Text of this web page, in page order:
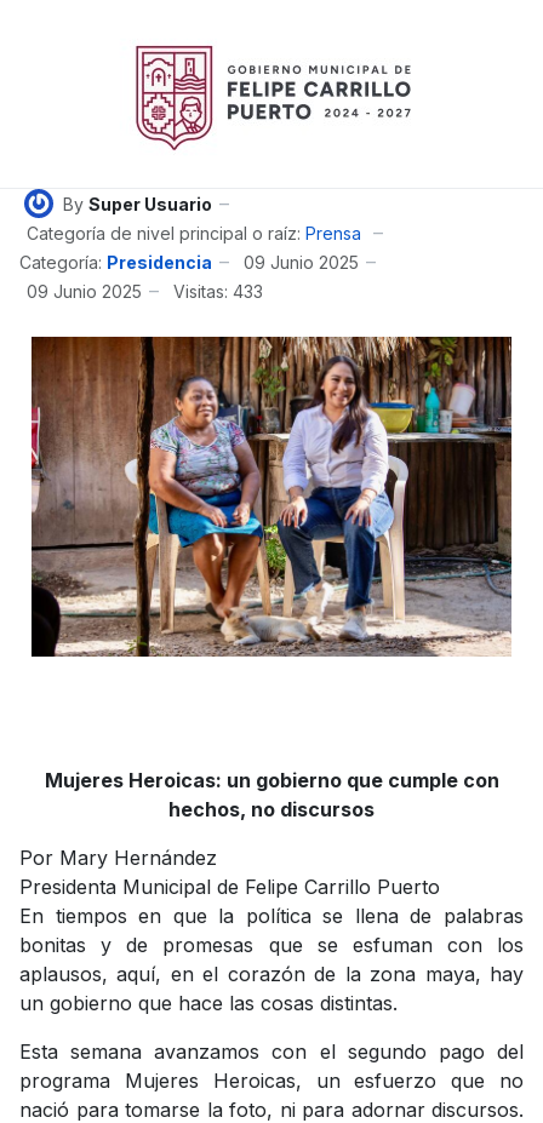
By Super Usuario
Categoría de nivel principal o raíz: Prensa
Categoría: Presidencia
09 Junio 2025
09 Junio 2025
Visitas: 433
Mujeres Heroicas: un gobierno que cumple con
hechos, no discursos
Por Mary Hernández
Presidenta Municipal de Felipe Carrillo Puerto
En tiempos en que la política se llena de palabras
bonitas y de promesas que se esfuman con los
aplausos, aquí, en el corazón de la zona maya, hay
un gobierno que hace las cosas distintas.
Esta semana avanzamos con el segundo pago del
programa Mujeres Heroicas, un esfuerzo que no
nació para tomarse la foto, ni para adornar discursos.